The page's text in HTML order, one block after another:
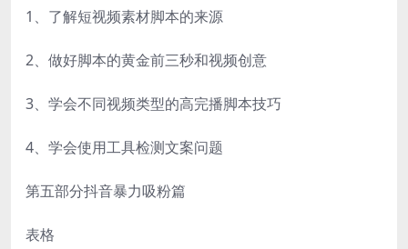
1、了解短视频素材脚本的来源
2、做好脚本的黄金前三秒和视频创意
3、学会不同视频类型的高完播脚本技巧
4、学会使用工具检测文案问题
第五部分抖音暴力吸粉篇
表格